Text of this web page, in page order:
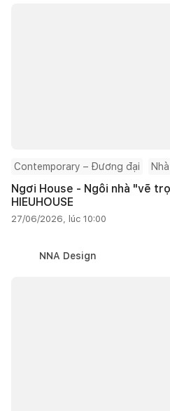
Contemporary – Đương đại
Ngơi House - Ngôi nhà "vẽ
HIEUHOUSE
27/06/2026, lúc 10:00
NNA Design